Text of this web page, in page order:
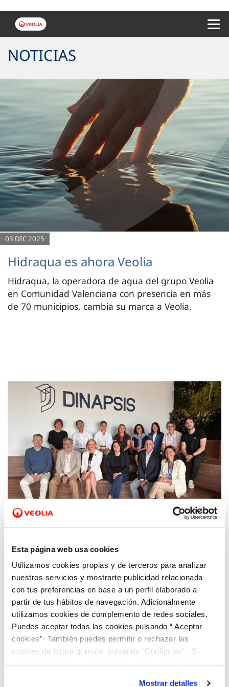
Esta página web usa cookies
Utilizamos cookies propias y de terceros para analizar
nuestros servicios y mostrarte publicidad relacionada
con tus preferencias en base a un perfil elaborado a
partir de tus hábitos de navegación. Adicionalmente
utilizamos cookies de complemento de redes sociales.
Puedes aceptar todas las cookies pulsando “ Aceptar
cookies”· También puedes permitir o rechazar las
cookies de forma granular pulsando “Configurar”. Si
Mostrar detalles
NOTICIAS
03 DIC 2025
Hidraqua es ahora Veolia
Hidraqua, la operadora de agua del grupo Veolia
en Comunidad Valenciana con presencia en más
de 70 municipios, cambia su marca a Veolia.
18 OCT 2023
iniciativas sobre economía circular junto a
expertos del ámbito público-privado de la
provincia